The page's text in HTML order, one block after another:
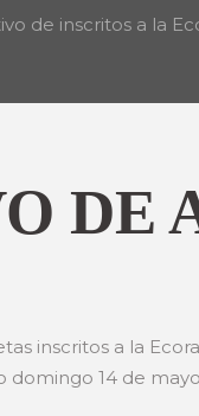
de inscritos a la
DE
inscritos a la
14 de